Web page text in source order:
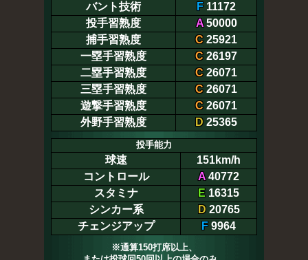
バント技術
F 11172
投手習熟度
A50000
捕手習熟度
C 25921
一塁手習熟度
C 26197
二塁手習熟度
C 26071
三塁手習熟度
C 26071
遊撃手習熟度
C 26071
外野手習熟度
D 25365
投手能力
球速
151km/h
コントロール
A40772
スタミナ
E 16315
シンカー系
D20765
チェンジアップ
F 9964
※通算150打席以上、